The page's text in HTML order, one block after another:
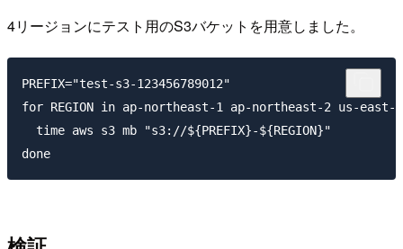
4リージョンにテスト用のS3バケットを用意しました。
PREFIX="test-s3-123456789012"
for REGION in ap-northeast-1 ap-northeast-2 us-
  time aws s3 mb "s3://${PREFIX}-${REGION}"